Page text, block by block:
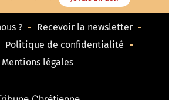
?
Recevoir la newsletter
Politique de confidentialité
Mentions légales